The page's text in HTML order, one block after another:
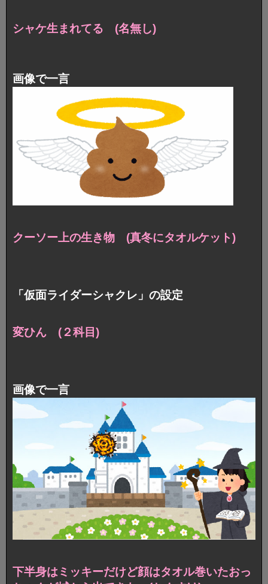
シャケ生まれてる (名無し)
画像で一言
クーソー上の生き物 (真冬にタオルケット)
「仮面ライダーシャクレ」の設定
変ひん (２科目)
画像で一言
下半身はミッキーだけど顔はタオル巻いたおっ